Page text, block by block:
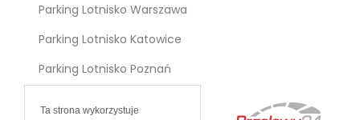
Ta strona wykorzystuje
Parking Lotnisko Warszawa
Parking Lotnisko Katowice
Parking Lotnisko Poznań